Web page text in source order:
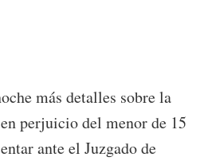
más detalles sobre la
perjuicio del menor de 15
ante el Juzgado de